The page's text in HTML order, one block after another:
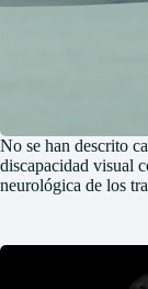
No se han descrito
discapacidad visual
neurológica de los